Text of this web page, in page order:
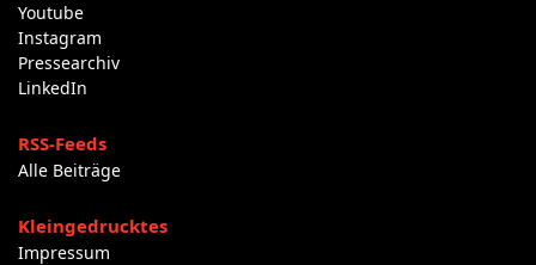
Youtube
Instagram
Pressearchiv
LinkedIn
RSS-Feeds
Alle Beiträge
Kleingedrucktes
Impressum